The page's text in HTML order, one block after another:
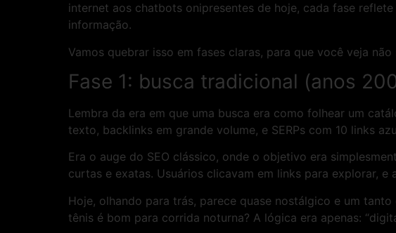
internet aos chatbots onipresentes de hoje, cada fase
informação.
Vamos quebrar isso em fases claras, para que você veja
Fase 1: busca tradicional (anos
Lembra da era em que uma busca era como folhear um
texto, backlinks em grande volume, e SERPs com 10 links
Era o auge do SEO clássico, onde o objetivo era
curtas e exatas. Usuários clicavam em links para explorar,
Hoje, olhando para trás, parece quase nostálgico e um
tênis é bom para corrida noturna? A lógica era apenas: